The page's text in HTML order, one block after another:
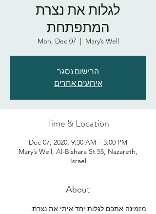
לגלות את נצרת
המתפתחת
Mon, Dec 07
  |
Mary’s Well
הרישום נסגר
אירועים אחרים
Time & Location
Dec 07, 2020, 9:30 AM – 3:00 PM
Mary’s Well, Al-Bishara St 55, Nazareth,
Israel
About
מזמינה אתכם לגלות יחד איתי את נצרת ,